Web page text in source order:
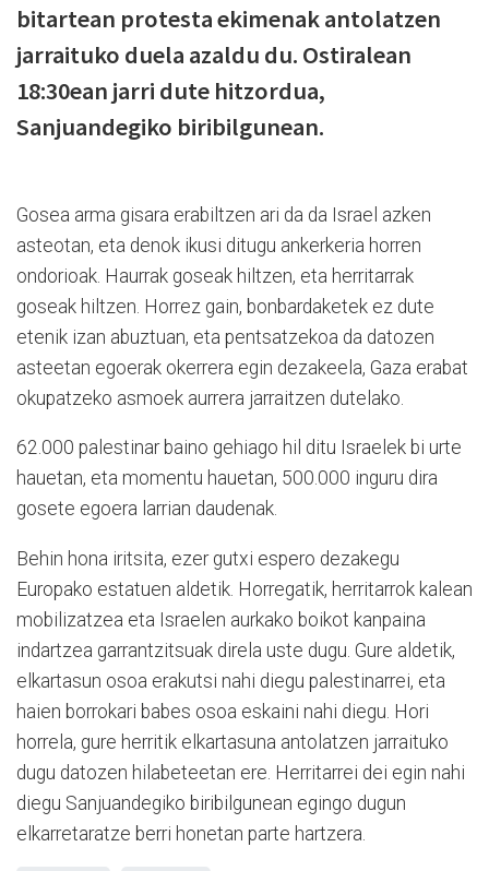
bitartean protesta ekimenak antolatzen
jarraituko duela azaldu du. Ostiralean
18:30ean jarri dute hitzordua,
Sanjuandegiko biribilgunean.
Gosea arma gisara erabiltzen ari da da Israel azken
asteotan, eta denok ikusi ditugu ankerkeria horren
ondorioak. Haurrak goseak hiltzen, eta herritarrak
goseak hiltzen. Horrez gain, bonbardaketek ez dute
etenik izan abuztuan, eta pentsatzekoa da datozen
asteetan egoerak okerrera egin dezakeela, Gaza erabat
okupatzeko asmoek aurrera jarraitzen dutelako.
62.000 palestinar baino gehiago hil ditu Israelek bi urte
hauetan, eta momentu hauetan, 500.000 inguru dira
gosete egoera larrian daudenak.
Behin hona iritsita, ezer gutxi espero dezakegu
Europako estatuen aldetik. Horregatik, herritarrok kalean
mobilizatzea eta Israelen aurkako boikot kanpaina
indartzea garrantzitsuak direla uste dugu. Gure aldetik,
elkartasun osoa erakutsi nahi diegu palestinarrei, eta
haien borrokari babes osoa eskaini nahi diegu. Hori
horrela, gure herritik elkartasuna antolatzen jarraituko
dugu datozen hilabeteetan ere. Herritarrei dei egin nahi
diegu Sanjuandegiko biribilgunean egingo dugun
elkarretaratze berri honetan parte hartzera.